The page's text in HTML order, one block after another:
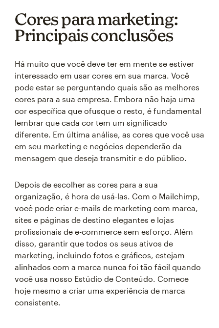
Cores para marketing:
Principais conclusões
Há muito que você deve ter em mente se estiver
interessado em usar cores em sua marca. Você
pode estar se perguntando quais são as melhores
cores para a sua empresa. Embora não haja uma
cor específica que ofusque o resto, é fundamental
lembrar que cada cor tem um significado
diferente. Em última análise, as cores que você usa
em seu marketing e negócios dependerão da
mensagem que deseja transmitir e do público.
Depois de escolher as cores para a sua
organização, é hora de usá-las. Com o Mailchimp,
você pode criar e-mails de marketing com marca,
sites e páginas de destino elegantes e lojas
profissionais de e-commerce sem esforço. Além
disso, garantir que todos os seus ativos de
marketing, incluindo fotos e gráficos, estejam
alinhados com a marca nunca foi tão fácil quando
você usa nosso Estúdio de Conteúdo. Comece
hoje mesmo a criar uma experiência de marca
consistente.